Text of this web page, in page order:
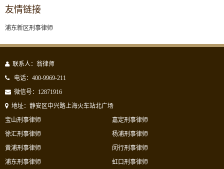
友情链接
浦东新区刑事律师
联系人：翁律师
电话：400-9969-211
微信号：12871916
地址：静安区中兴路上海火车站北广场
宝山刑事律师
徐汇刑事律师
黄浦刑事律师
浦东刑事律师
嘉定刑事律师
杨浦刑事律师
闵行刑事律师
虹口刑事律师